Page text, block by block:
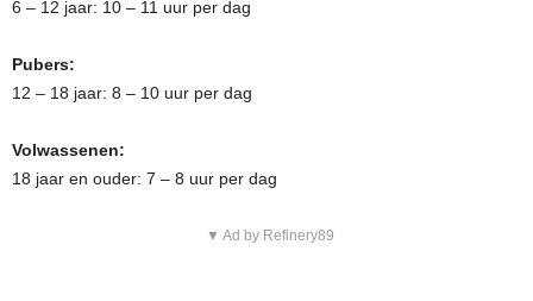
6 – 12 jaar: 10 – 11 uur per dag
Pubers:
12 – 18 jaar: 8 – 10 uur per dag
Volwassenen:
18 jaar en ouder: 7 – 8 uur per dag
▼ Ad by Refinery89